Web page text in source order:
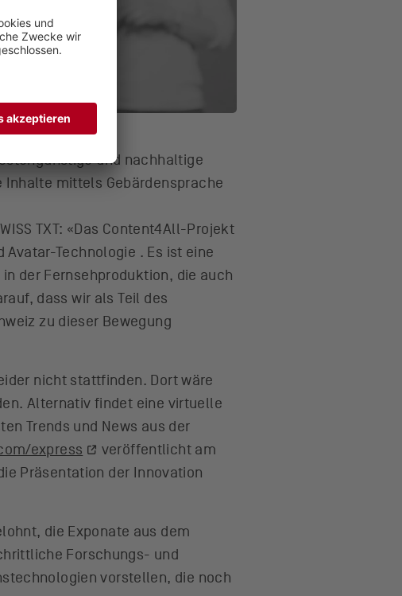
und nachhaltige
mittels Gebärdensprache
TXT: «Das Content4All-Projekt
Technologie . Es ist eine
der Fernsehproduktion, die auch
dass wir als Teil des
zu dieser Bewegung
nicht stattfinden. Dort wäre
Alternativ findet eine virtuelle
Trends und News aus der
express
veröffentlicht am
Präsentation der Innovation
die Exponate aus dem
Forschungs- und
vorstellen, die noch